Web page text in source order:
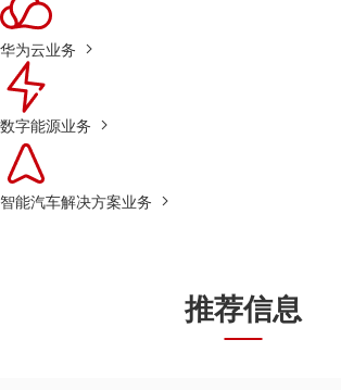
华为云业务
数字能源业务
智能汽车解决方案业务
推荐信息